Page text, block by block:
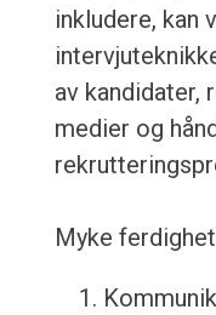
inkludere, kan
av kandidater,
medier og
Myke